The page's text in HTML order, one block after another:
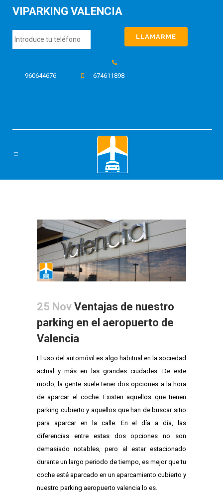
VIPARKING VALENCIA
960644676 674611898
25 Nov Ventajas de nuestro
parking en el aeropuerto de
Valencia
El uso del automóvil es algo habitual en la sociedad
actual y más en las grandes ciudades. De este
modo, la gente suele tener dos opciones a la hora
de aparcar el coche. Existen aquellos que tienen
parking cubierto y aquellos que han de buscar sitio
para aparcar en la calle. En el día a día, las
diferencias entre estas dos opciones no son
demasiado notables, pero al estar estacionado
durante un largo periodo de tiempo, es mejor que tu
coche esté aparcado en un aparcamiento cubierto y
nuestro parking aeropuerto valencia lo es.